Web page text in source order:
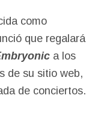
como
que regalará
a los
de su sitio web,
de conciertos.